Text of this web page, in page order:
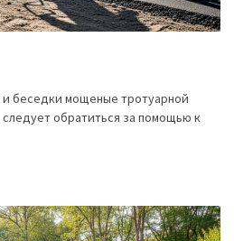
беседки мощеные тротуарной
обратиться за помощью к